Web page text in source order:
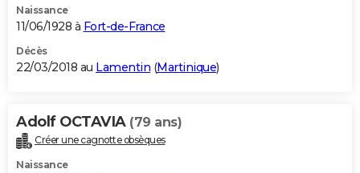
Naissance
11/06/1928 à Fort-de-France
Décès
22/03/2018 au Lamentin (Martinique)
Adolf OCTAVIA (79 ans)
Créer une cagnotte obsèques
Naissance